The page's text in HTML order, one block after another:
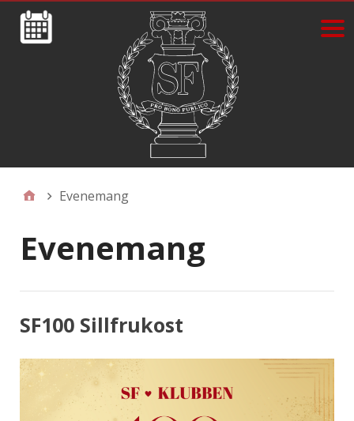
Evenemang
Evenemang
SF100 Sillfrukost